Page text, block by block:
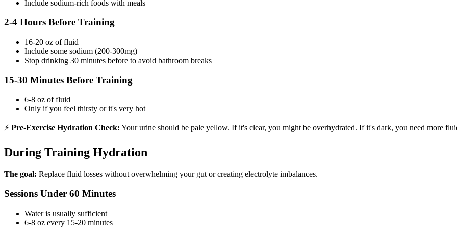
Include sodium-rich foods with meals
2-4 Hours Before Training
16-20 oz of fluid
Include some sodium (200-300mg)
Stop drinking 30 minutes before to avoid bathroom breaks
15-30 Minutes Before Training
6-8 oz of fluid
Only if you feel thirsty or it's very hot
⚡ Pre-Exercise Hydration Check: Your urine should be pale yellow. If it's clear, you might be overhydrated. If it's dark, you need more
During Training Hydration
The goal: Replace fluid losses without overwhelming your gut or creating electrolyte imbalances.
Sessions Under 60 Minutes
Water is usually sufficient
6-8 oz every 15-20 minutes